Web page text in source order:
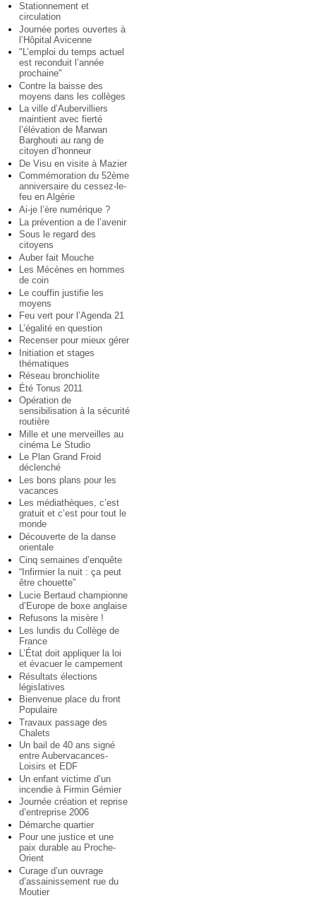
Stationnement et
circulation
Journée portes ouvertes à
l’Hôpital Avicenne
"L’emploi du temps actuel
est reconduit l’année
prochaine"
Contre la baisse des
moyens dans les collèges
La ville d’Aubervilliers
maintient avec fierté
l’élévation de Marwan
Barghouti au rang de
citoyen d’honneur
De Visu en visite à Mazier
Commémoration du 52ème
anniversaire du cessez-le-
feu en Algérie
Ai-je l’ère numérique ?
La prévention a de l’avenir
Sous le regard des
citoyens
Auber fait Mouche
Les Mécènes en hommes
de coin
Le couffin justifie les
moyens
Feu vert pour l’Agenda 21
L’égalité en question
Recenser pour mieux gérer
Initiation et stages
thématiques
Réseau bronchiolite
Été Tonus 2011
Opération de
sensibilisation à la sécurité
routière
Mille et une merveilles au
cinéma Le Studio
Le Plan Grand Froid
déclenché
Les bons plans pour les
vacances
Les médiathèques, c’est
gratuit et c’est pour tout le
monde
Découverte de la danse
orientale
Cinq semaines d’enquête
“Infirmier la nuit : ça peut
être chouette”
Lucie Bertaud championne
d’Europe de boxe anglaise
Refusons la misère !
Les lundis du Collège de
France
L’État doit appliquer la loi
et évacuer le campement
Résultats élections
législatives
Bienvenue place du front
Populaire
Travaux passage des
Chalets
Un bail de 40 ans signé
entre Aubervacances-
Loisirs et EDF
Un enfant victime d’un
incendie à Firmin Gémier
Journée création et reprise
d’entreprise 2006
Démarche quartier
Pour une justice et une
paix durable au Proche-
Orient
Curage d’un ouvrage
d’assainissement rue du
Moutier